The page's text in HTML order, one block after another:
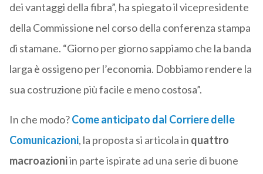
dei vantaggi della fibra”, ha spiegato il vicepresidente
della Commissione nel corso della conferenza stampa
di stamane. “Giorno per giorno sappiamo che la banda
larga è ossigeno per l’economia. Dobbiamo rendere la
sua costruzione più facile e meno costosa”.
In che modo?Come anticipato dal Corriere delle
Comunicazioni, la proposta si articola in quattro
macroazioniin parte ispirate ad una serie di buone